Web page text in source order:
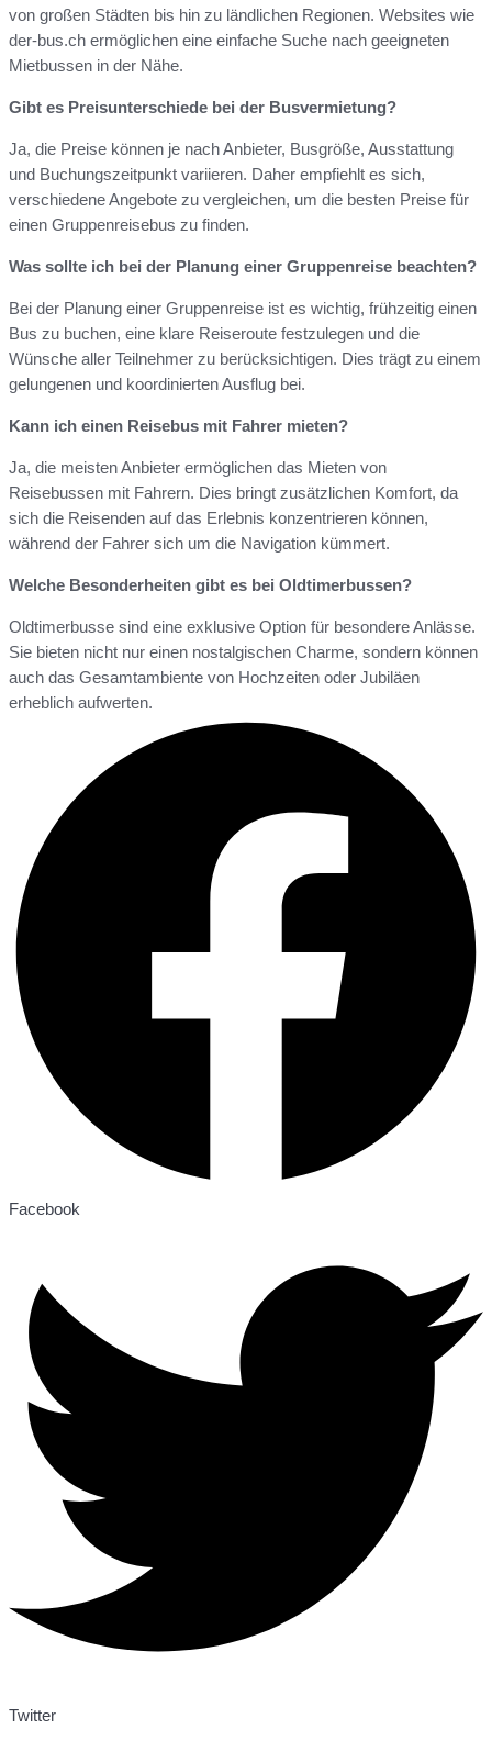
von großen Städten bis hin zu ländlichen Regionen. Websites wie
der-bus.ch ermöglichen eine einfache Suche nach geeigneten
Mietbussen in der Nähe.
Gibt es Preisunterschiede bei der Busvermietung?
Ja, die Preise können je nach Anbieter, Busgröße, Ausstattung
und Buchungszeitpunkt variieren. Daher empfiehlt es sich,
verschiedene Angebote zu vergleichen, um die besten Preise für
einen Gruppenreisebus zu finden.
Was sollte ich bei der Planung einer Gruppenreise beachten?
Bei der Planung einer Gruppenreise ist es wichtig, frühzeitig einen
Bus zu buchen, eine klare Reiseroute festzulegen und die
Wünsche aller Teilnehmer zu berücksichtigen. Dies trägt zu einem
gelungenen und koordinierten Ausflug bei.
Kann ich einen Reisebus mit Fahrer mieten?
Ja, die meisten Anbieter ermöglichen das Mieten von
Reisebussen mit Fahrern. Dies bringt zusätzlichen Komfort, da
sich die Reisenden auf das Erlebnis konzentrieren können,
während der Fahrer sich um die Navigation kümmert.
Welche Besonderheiten gibt es bei Oldtimerbussen?
Oldtimerbusse sind eine exklusive Option für besondere Anlässe.
Sie bieten nicht nur einen nostalgischen Charme, sondern können
auch das Gesamtambiente von Hochzeiten oder Jubiläen
erheblich aufwerten.
Facebook
Twitter